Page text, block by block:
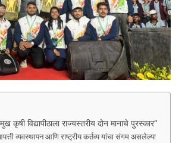
कृषी विद्यापीठाला राज्यस्तरीय दोन मानाचे पुरस्कार”
व्यवस्थापन आणि राष्ट्रीय कर्तव्य यांचा संगम असलेल्या